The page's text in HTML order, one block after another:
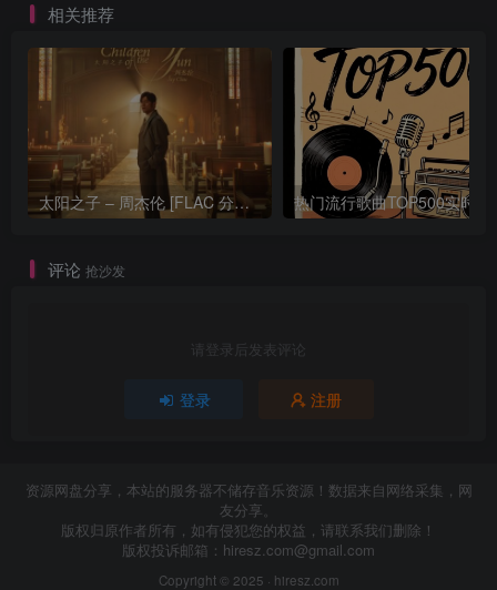
相关推荐
太阳之子 – 周杰伦 [FLAC 分轨 192Khz 24bit]
评论 抢沙发
请登录后发表评论
登录 注册
资源网盘分享，本站的服务器不储存音乐资源！数据来自网络采集，网
友分享。
版权归原作者所有，如有侵犯您的权益，请联系我们删除！
版权投诉邮箱： hiresz.com@gmail.com
Copyright © 2025 · hiresz.com